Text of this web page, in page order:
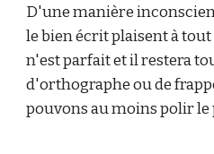
D'une manière
le bien écrit plaisent à
n'est parfait et il restera
d'orthographe ou de
pouvons au moins polir le